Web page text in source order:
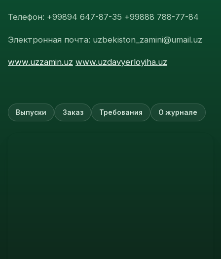
Телефон: +99894 647-87-35 +99888 788-77-84
Электронная почта: uzbekiston_zamini@umail.uz
www.uzzamin.uz www.uzdavyerloyiha.uz
Выпуски Заказ Требования О журнале